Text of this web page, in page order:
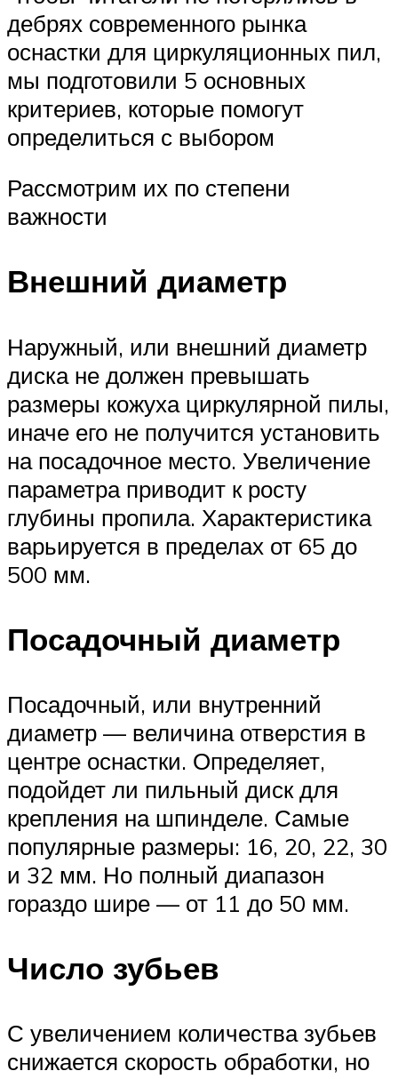
дебрях современного рынка
оснастки для циркуляционных пил,
мы подготовили 5 основных
критериев, которые помогут
определиться с выбором
Рассмотрим их по степени
важности
Внешний диаметр
Наружный, или внешний диаметр
диска не должен превышать
размеры кожуха циркулярной пилы,
иначе его не получится установить
на посадочное место. Увеличение
параметра приводит к росту
глубины пропила. Характеристика
варьируется в пределах от 65 до
500 мм.
Посадочный диаметр
Посадочный, или внутренний
диаметр — величина отверстия в
центре оснастки. Определяет,
подойдет ли пильный диск для
крепления на шпинделе. Самые
популярные размеры: 16, 20, 22, 30
и 32 мм. Но полный диапазон
гораздо шире — от 11 до 50 мм.
Число зубьев
С увеличением количества зубьев
снижается скорость обработки, но